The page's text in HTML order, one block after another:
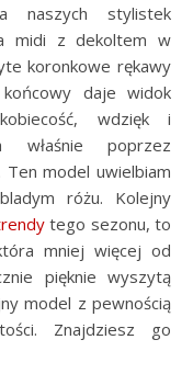
naszych stylistek
midi z dekoltem w
koronkowe rękawy
daje widok
wdzięk i
właśnie poprzez
model uwielbiam
różu. Kolejny
tego sezonu, to
mniej więcej od
pięknie wyszytą
model z pewnością
Znajdziesz go